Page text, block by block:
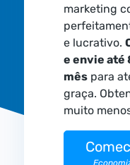
marketing
e lucrativo.
e envie até
mêspara
graça.
muito